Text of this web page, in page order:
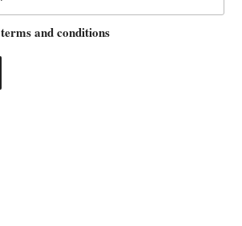
terms and conditions